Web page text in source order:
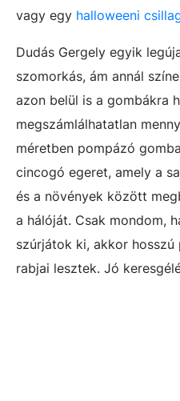
vagy egy halloweeni
Dudás Gergely egyik
szomorkás, ám annál
azon belül is a gombákra
megszámlálhatatlan
méretben pompázó
cincogó egeret, amely a
és a növények között
a hálóját. Csak mondom,
szúrjátok ki, akkor
rabjai lesztek. Jó